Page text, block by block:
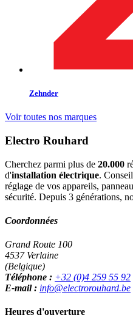
Zehnder
Voir toutes nos marques
Electro Rouhard
Cherchez parmi plus de 20.000
d'installation électrique.
réglage de vos appareils,
sécurité. Depuis 3 générations,
Coordonnées
Grand Route 100
4537 Verlaine
(Belgique)
Téléphone : +32 (0)4 259 55 92
E-mail : info@electrorouhard.be
Heures d'ouverture